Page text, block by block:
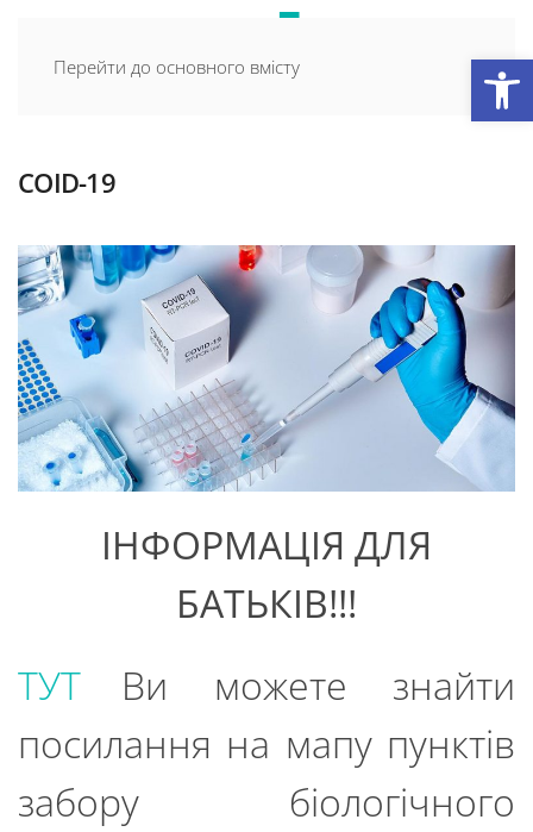
Перейти до основного вмісту
СОID-19
ІНФОРМАЦІЯ ДЛЯ
БАТЬКІВ!!!
ТУТ
Ви можете знайти
посилання на мапу пунктів
забору біологічного